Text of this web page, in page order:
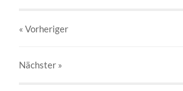
« Vorheriger
Nächster »